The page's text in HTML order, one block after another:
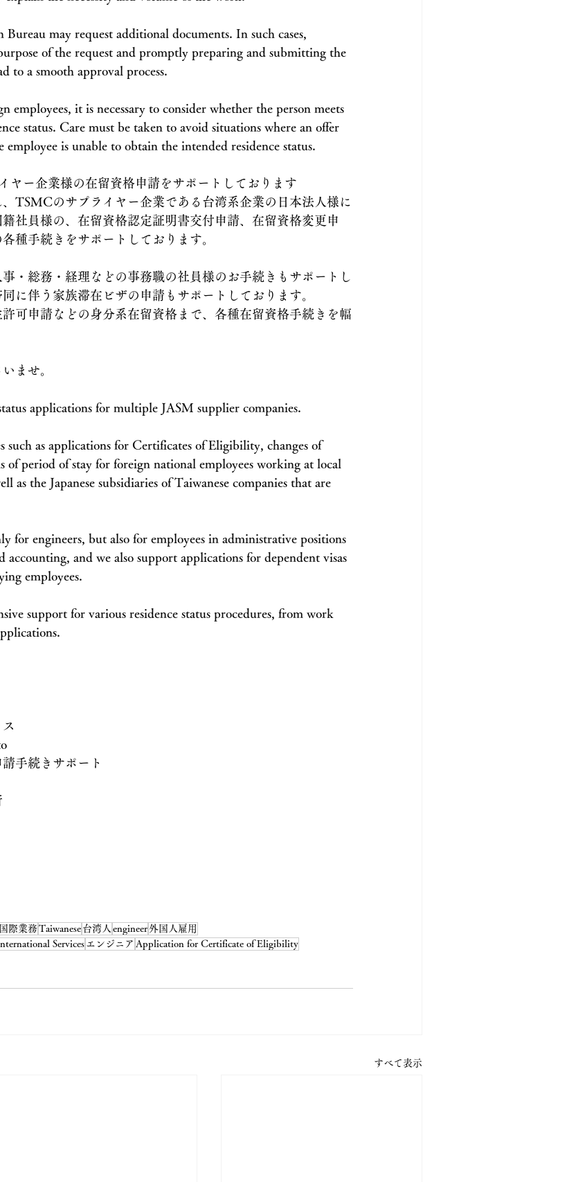
may request additional documents. In such cases,
of the request and promptly preparing and submitting the
to a smooth approval process.
it is necessary to consider whether the person meets
status. Care must be taken to avoid situations where an offer
is unable to obtain the intended residence status.
ヤー企業様の在留資格申請をサポートしております
TSMCのサプライヤー企業である台湾系企業の日本法人様に
社員様の、在留資格認定証明書交付申請、在留資格変更申
種手続きをサポートしております。
・総務・経理などの事務職の社員様のお手続きもサポートし
に伴う家族滞在ビザの申請もサポートしております。
可申請などの身分系在留資格まで、各種在留資格手続きを幅
ませ。
applications for multiple JASM supplier companies.
such as applications for Certificates of Eligibility, changes of
of period of stay for foreign national employees working at local
as the Japanese subsidiaries of Taiwanese companies that are
for engineers, but also for employees in administrative positions
accounting, and we also support applications for dependent visas
employees.
support for various residence status procedures, from work
手続きサポート
際業務Taiwanese 台湾人 engineer 外国人雇用
Services エンジニア Application for Certificate of Eligibility
すべて表示